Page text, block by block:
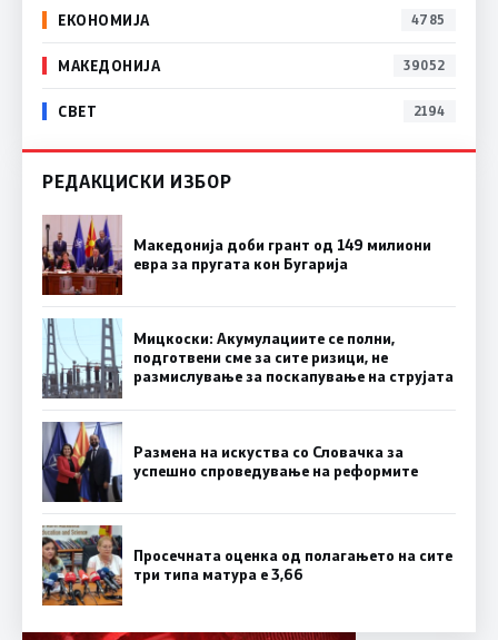
ЕКОНОМИЈА 4785
МАКЕДОНИЈА 39052
СВЕТ 2194
РЕДАКЦИСКИ ИЗБОР
Македонија доби грант од 149 милиони
евра за пругата кон Бугарија
Мицкоски: Акумулациите се полни,
подготвени сме за сите ризици, не
размислување за поскапување на струјата
Размена на искуства со Словачка за
успешно спроведување на реформите
Просечната оценка од полагањето на сите
три типа матура е 3,66